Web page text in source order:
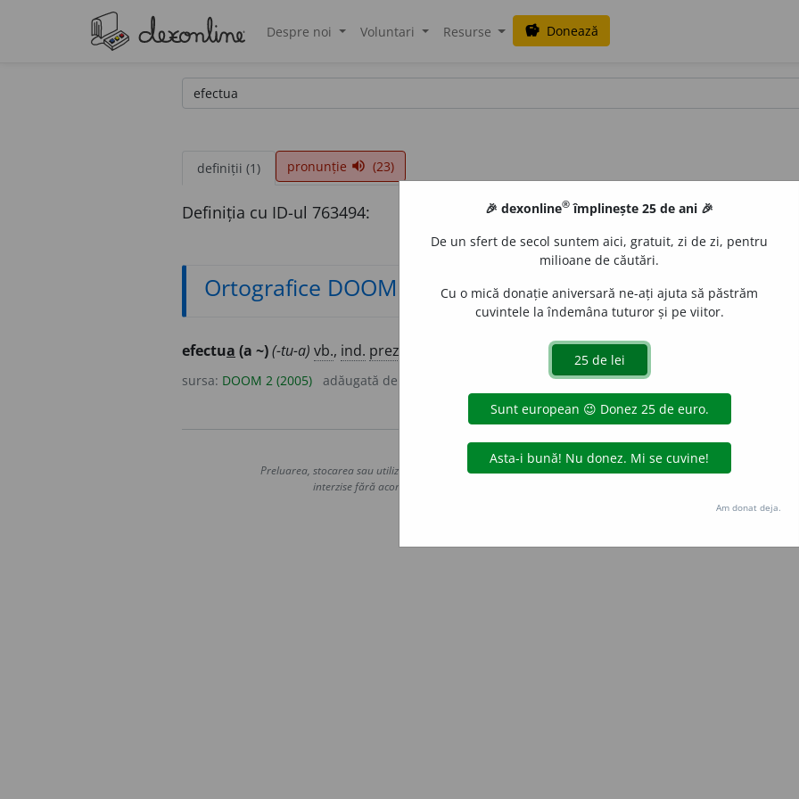
Despre noi Voluntari Resurse savings Donează
definiții (1) pronunție volume_up (23)
Definiția cu ID-ul 763494:
Ortografice DOOM
efectua (a ~)(-tu-a) vb., ind. prez. efectuăm(-tu-ăm);conj.
sursa: DOOM 2 (2005) adăugată de
Copyright © 2004-2026 dexonline (https://dexonline.ro)
Preluarea, stocarea sau utilizarea datelor de pe acest site, inclusiv prin orice metode de extragere automată
interzise fără acordul nostru prealabil scris, cu excepția seturilor de date oferite oficial spre utilizare
Hosterion
🎉 dexonline® împlinește 25 de ani 🎉
De un sfert de secol suntem aici, gratuit, zi de zi, pentru
milioane de căutări.
Cu o mică donație aniversară ne-ați ajuta să păstrăm
cuvintele la îndemâna tuturor și pe viitor.
Am donat deja.